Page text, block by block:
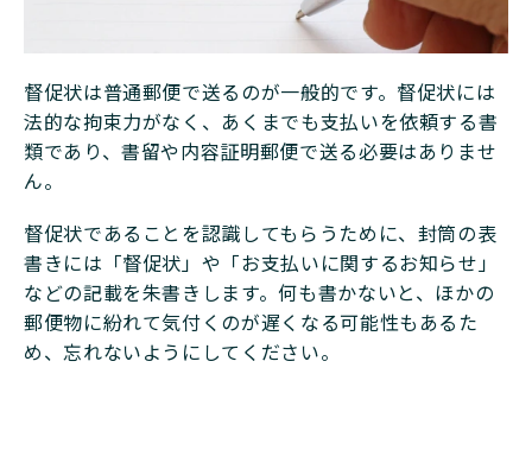
督促状は普通郵便で送るのが一般的です。督促状には
法的な拘束力がなく、あくまでも支払いを依頼する書
類であり、書留や内容証明郵便で送る必要はありませ
ん。
督促状であることを認識してもらうために、封筒の表
書きには「督促状」や「お支払いに関するお知らせ」
などの記載を朱書きします。何も書かないと、ほかの
郵便物に紛れて気付くのが遅くなる可能性もあるた
め、忘れないようにしてください。